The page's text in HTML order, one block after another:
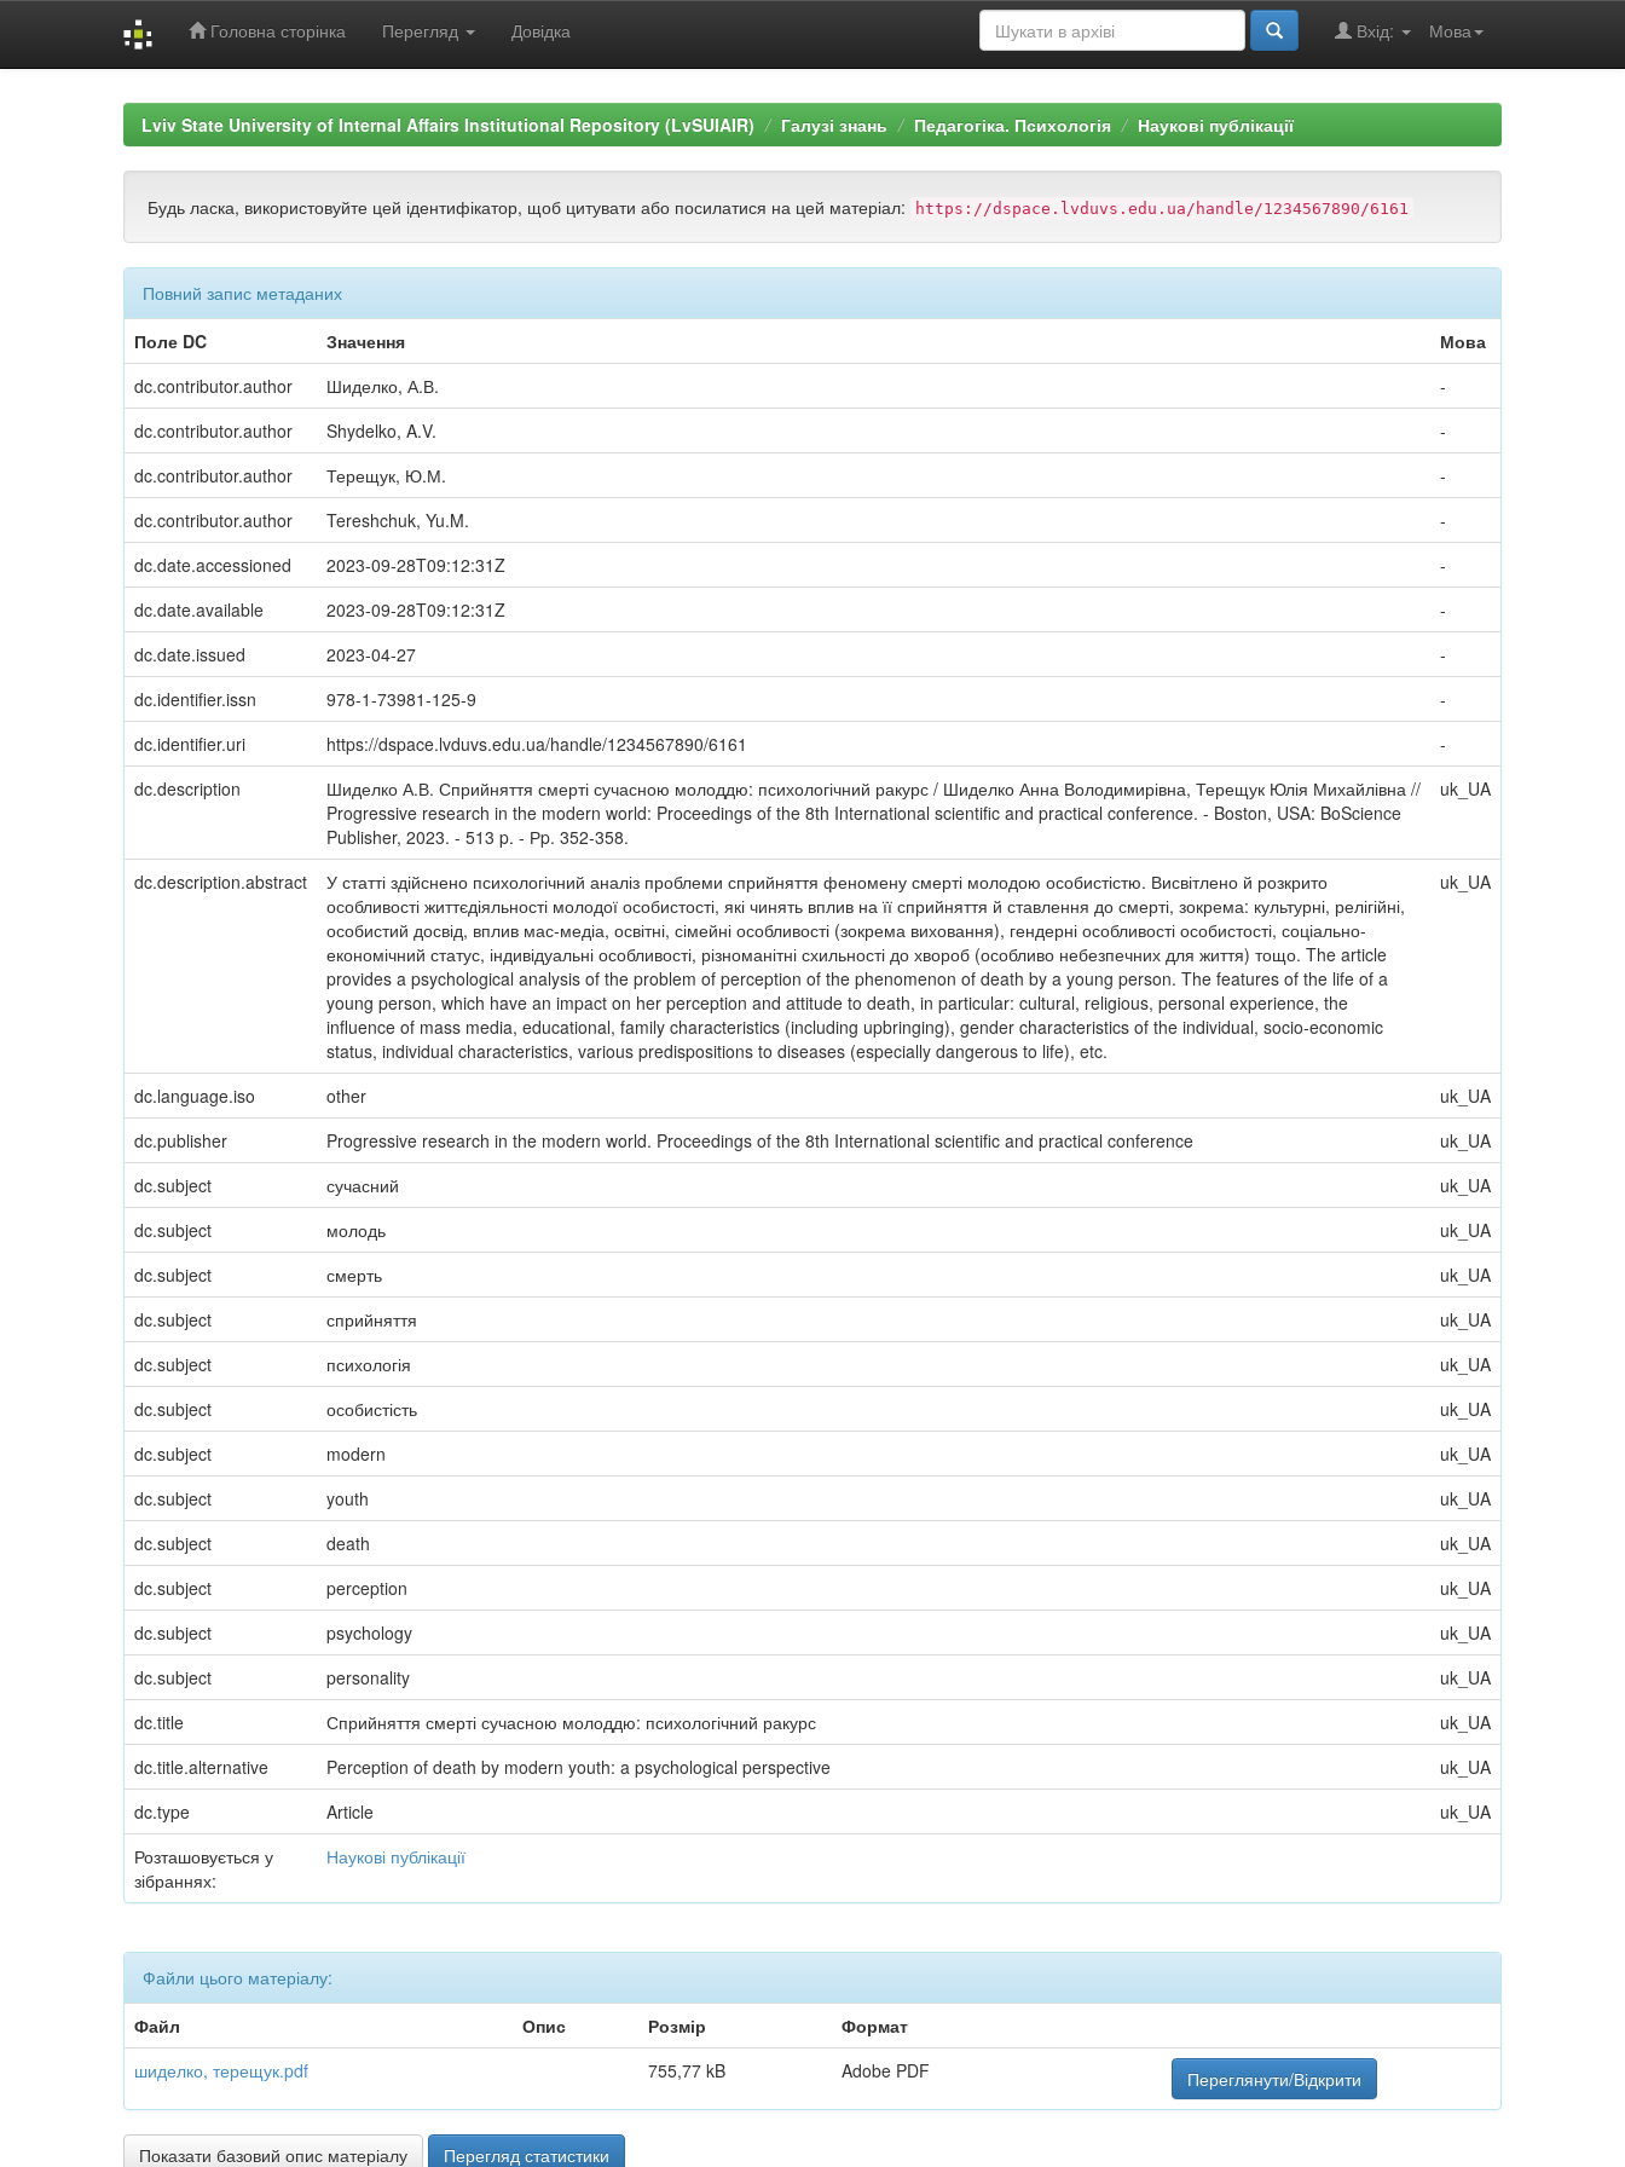
Головна сторінка Перегляд Довідка Мова
Вхід:
Lviv State University of Internal Affairs Institutional Repository (LvSUIAIR) Галузі знань Педагогіка. Психологія Наукові публікації
Будь ласка, використовуйте цей ідентифікатор, щоб цитувати або посилатися на цей матеріал: https://dspace.lvduvs.edu.ua/handle/1234567890/6161
Повний запис метаданих
Поле DC
Значення
Мова
dc.contributor.author
Шиделко, А.В.
-
dc.contributor.author
Shydelko, A.V.
-
dc.contributor.author
Терещук, Ю.М.
-
dc.contributor.author
Tereshchuk, Yu.M.
-
dc.date.accessioned
2023-09-28T09:12:31Z
-
dc.date.available
2023-09-28T09:12:31Z
-
dc.date.issued
2023-04-27
-
dc.identifier.issn
978-1-73981-125-9
-
dc.identifier.uri
https://dspace.lvduvs.edu.ua/handle/1234567890/6161
-
dc.description
Шиделко А.В. Сприйняття смерті сучасною молоддю: психологічний ракурс / Шиделко Анна Володимирівна, Терещук Юлія Михайлівна //
Progressive research in the modern world: Proceedings of the 8th International scientific and practical conference. - Boston, USA: BoScience
Publisher, 2023. - 513 p. - Рp. 352-358.
uk_UA
dc.description.abstract
У статті здійснено психологічний аналіз проблеми сприйняття феномену смерті молодою особистістю. Висвітлено й розкрито
особливості життєдіяльності молодої особистості, які чинять вплив на її сприйняття й ставлення до смерті, зокрема: культурні, релігійні,
особистий досвід, вплив мас-медіа, освітні, сімейні особливості (зокрема виховання), гендерні особливості особистості, соціально-
економічний статус, індивідуальні особливості, різноманітні схильності до хвороб (особливо небезпечних для життя) тощо. The article
provides a psychological analysis of the problem of perception of the phenomenon of death by a young person. The features of the life of a
young person, which have an impact on her perception and attitude to death, in particular: cultural, religious, personal experience, the
influence of mass media, educational, family characteristics (including upbringing), gender characteristics of the individual, socio-economic
status, individual characteristics, various predispositions to diseases (especially dangerous to life), etc.
uk_UA
dc.language.iso other
uk_UA
dc.publisher
Progressive research in the modern world. Proceedings of the 8th International scientific and practical conference
uk_UA
dc.subject
сучасний
uk_UA
dc.subject
молодь
uk_UA
dc.subject
смерть
uk_UA
dc.subject
сприйняття
uk_UA
dc.subject
психологія
uk_UA
dc.subject
особистість
uk_UA
dc.subject
modern
uk_UA
dc.subject
youth
uk_UA
dc.subject
death
uk_UA
dc.subject
perception
uk_UA
dc.subject
psychology
uk_UA
dc.subject
personality
uk_UA
dc.title
Сприйняття смерті сучасною молоддю: психологічний ракурс
uk_UA
dc.title.alternative
Perception of death by modern youth: a psychological perspective
uk_UA
dc.type
Article
uk_UA
Розташовується у
зібраннях:
Наукові публікації
Файли цього матеріалу:
Файл
Опис Розмір
Формат
шиделко, терещук.pdf
755,77 kB Adobe PDF Переглянути/Відкрити
Показати базовий опис матеріалу Перегляд статистики